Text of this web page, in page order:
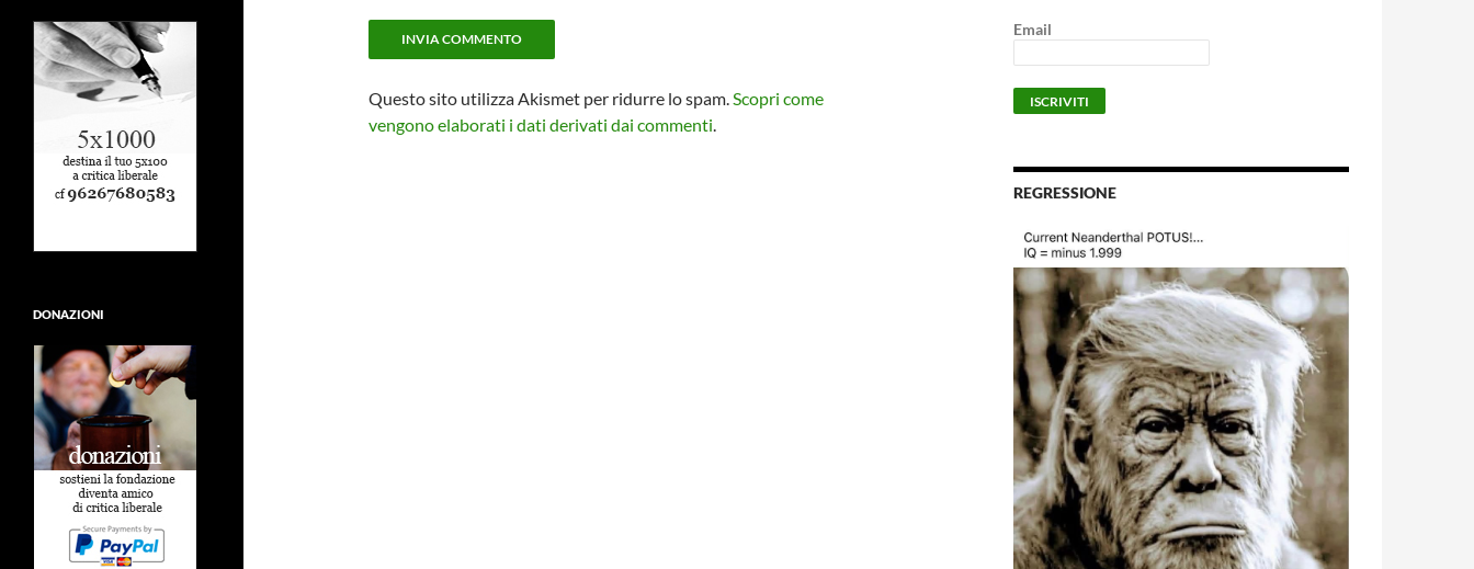
Questo sito utilizza Akismet per ridurre lo spam.Scopri come
vengono elaborati i dati derivati dai commenti.
Email
REGRESSIONE
DONAZIONI